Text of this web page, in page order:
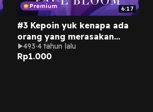
6:17
#3 Kepoin yuk kenapa ada
orang yang merasakan
kesenangan saat dicekik
dan disiksa.
493 4 tahun lalu
Rp1.000